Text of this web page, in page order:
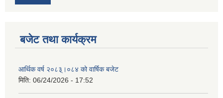
बजेट तथा कार्यक्रम
आर्थिक वर्ष २०८३्।०८४ को वार्षिक बजेट
मिति: 06/24/2026 - 17:52